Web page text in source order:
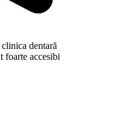
dentară
foarte accesibi